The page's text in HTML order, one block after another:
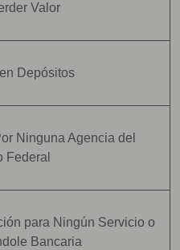
Valor
Depósitos
Ninguna Agencia del
Federal
para Ningún Servicio o
Bancaria